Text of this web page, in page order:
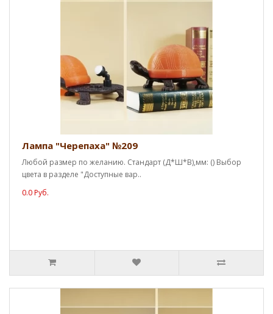
Лампа "Черепаха" №209
Любой размер по желанию. Стандарт (Д*Ш*В),мм: () Выбор
цвета в разделе "Доступные вар..
0.0 Руб.